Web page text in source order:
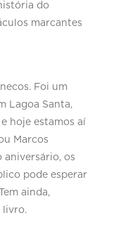
do
marcantes
Foi um
Lagoa Santa,
hoje estamos aí
Marcos
aniversário, os
pode esperar
ainda,
livro.